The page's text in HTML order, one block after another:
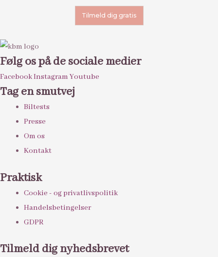
Følg os på de sociale medier
FacebookInstagram Youtube
Tag en smutvej
Biltests
Presse
Om os
Kontakt
Praktisk
Cookie - og privatlivspolitik
Handelsbetingelser
GDPR
Tilmeld dig nyhedsbrevet